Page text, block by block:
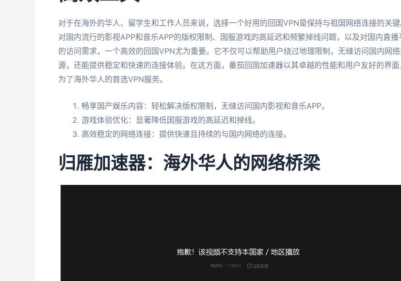
对于在海外的华人、留学生和工作人员来说，选择一个好用的回国VPN是保持与祖国网络连接的关
对国内流行的影视APP和音乐APP的版权限制、国服游戏的高延迟和频繁掉线问题，以及对国内直播
的访问需求，一个高效的回国VPN尤为重要。它不仅可以帮助用户绕过地理限制，无缝访问国内网
源，还能提供稳定和快速的连接体验。在这方面，番茄回国加速器以其卓越的性能和用户友好的界
为了海外华人的首选VPN服务。
畅享国产娱乐内容：轻松解决版权限制，无缝访问国内影视和音乐APP。
游戏体验优化：显著降低国服游戏的高延迟和掉线。
高效稳定的网络连接：提供快速且持续的与国内网络的连接。
归雁加速器：海外华人的网络桥梁